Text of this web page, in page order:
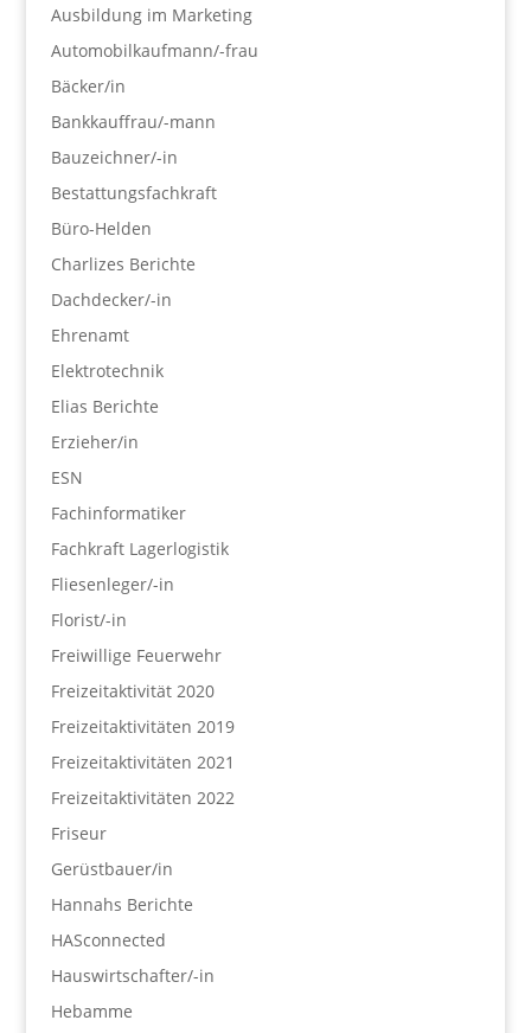
Ausbildung im Marketing
Automobilkaufmann/-frau
Bäcker/in
Bankkauffrau/-mann
Bauzeichner/-in
Bestattungsfachkraft
Büro-Helden
Charlizes Berichte
Dachdecker/-in
Ehrenamt
Elektrotechnik
Elias Berichte
Erzieher/in
ESN
Fachinformatiker
Fachkraft Lagerlogistik
Fliesenleger/-in
Florist/-in
Freiwillige Feuerwehr
Freizeitaktivität 2020
Freizeitaktivitäten 2019
Freizeitaktivitäten 2021
Freizeitaktivitäten 2022
Friseur
Gerüstbauer/in
Hannahs Berichte
HASconnected
Hauswirtschafter/-in
Hebamme